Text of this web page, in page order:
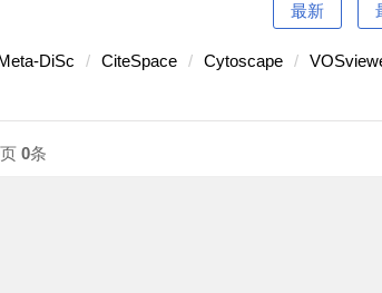
最新
DiSc CiteSpace Cytoscape
页 0条